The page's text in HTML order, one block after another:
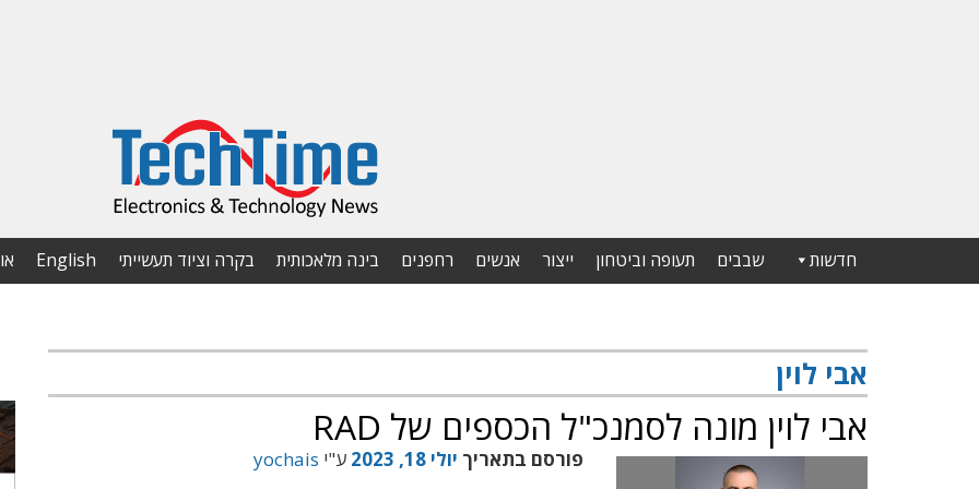
חדשות שבבים תעופה וביטחון ייצור אנשים רחפנים בינה מלאכותית בקרה וציוד תעשייתי English
אבי לוין
אבי לוין מונה לסמנכ"ל הכספים של RAD
פורסם בתאריך יולי 18, 2023 ע"י yochais